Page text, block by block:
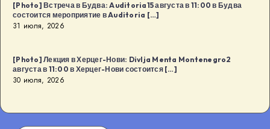
[Photo] Встреча в Будва: Auditoria15 августа в 11:00 в Будва
состоится мероприятие в Auditoria […]
31 июля, 2026
[Photo] Лекция в Херцег-Нови: Divlja Menta Montenegro2
августа в 11:00 в Херцег-Нови состоится […]
30 июля, 2026